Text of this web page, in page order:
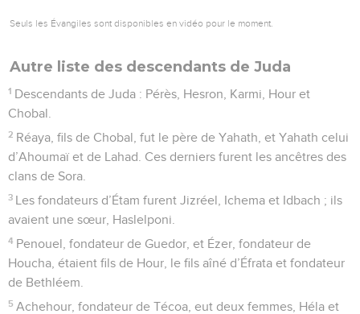
Seuls les Évangiles sont disponibles en vidéo pour le moment.
Autre liste des descendants de Juda
1 Descendants de Juda : Pérès, Hesron, Karmi, Hour et
Chobal.
2 Réaya, fils de Chobal, fut le père de Yahath, et Yahath celui
d’Ahoumaï et de Lahad. Ces derniers furent les ancêtres des
clans de Sora.
3 Les fondateurs d’Étam furent Jizréel, Ichema et Idbach ; ils
avaient une sœur, Haslelponi.
4 Penouel, fondateur de Guedor, et Ézer, fondateur de
Houcha, étaient fils de Hour, le fils aîné d’Éfrata et fondateur
de Bethléem.
5 Achehour, fondateur de Técoa, eut deux femmes, Héla et